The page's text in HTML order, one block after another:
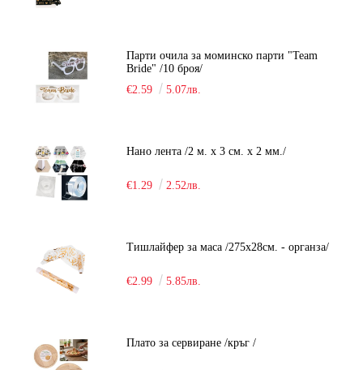
Парти очила за моминско парти "Team
Bride" /10 броя/
€2.59
5.07лв.
Нано лента /2 м. х 3 см. х 2 мм./
€1.29 2.52лв.
Тишлайфер за маса /275х28см. - органза/
€2.99 5.85лв.
Плато за сервиране /кръг /